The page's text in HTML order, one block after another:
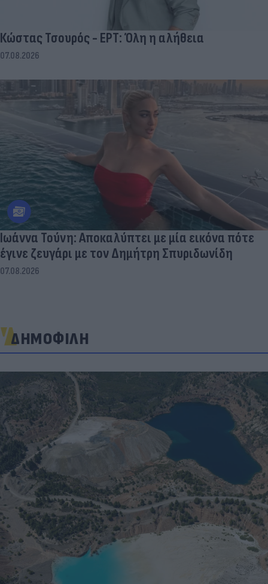
Κώστας Τσουρός - ΕΡΤ: Όλη η αλήθεια
07.08.2026
Ιωάννα Τούνη: Αποκαλύπτει με μία εικόνα πότε
έγινε ζευγάρι με τον Δημήτρη Σπυριδωνίδη
07.08.2026
ΔΗΜΟΦΙΛΗ